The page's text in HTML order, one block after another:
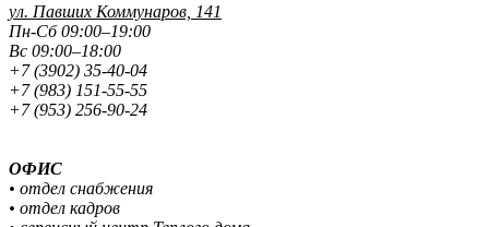
ул. Павших Коммунаров, 141
Пн-Сб 09:00–19:00
Вс 09:00–18:00
+7 (3902) 35-40-04
+7 (983) 151-55-55
+7 (953) 256-90-24
ОФИС
• отдел снабжения
• отдел кадров